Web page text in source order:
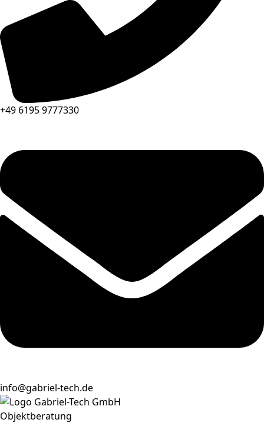
+49 6195 9777330
info@gabriel-tech.de
Objektberatung